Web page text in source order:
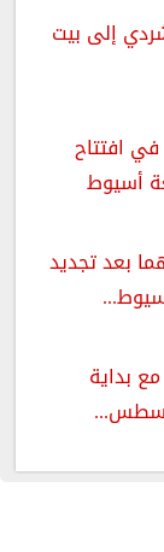
إلى بيت
افتتاح
أسيوط
بعد تجديد
بداية